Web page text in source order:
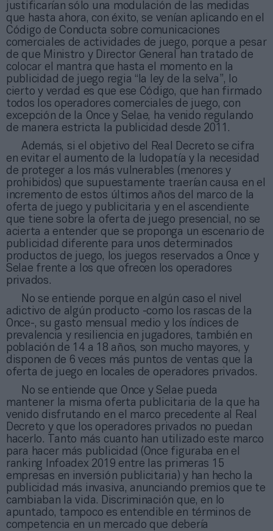
justificarían sólo una modulación de las medidas
que hasta ahora, con éxito, se venían aplicando en el
Código de Conducta sobre comunicaciones
comerciales de actividades de juego, porque a pesar
de que Ministro y Director General han tratado de
colocar el mantra que hasta el momento en la
publicidad de juego regia “la ley de la selva”, lo
cierto y verdad es que ese Código, que han firmado
todos los operadores comerciales de juego, con
excepción de la Once y Selae, ha venido regulando
de manera estricta la publicidad desde 2011.
Además, si el objetivo del Real Decreto se cifra
en evitar el aumento de la ludopatía y la necesidad
de proteger a los más vulnerables (menores y
prohibidos) que supuestamente traerían causa en el
incremento de estos últimos años del marco de la
oferta de juego y publicitaria y en el ascendiente
que tiene sobre la oferta de juego presencial, no se
acierta a entender que se proponga un escenario de
publicidad diferente para unos determinados
productos de juego, los juegos reservados a Once y
Selae frente a los que ofrecen los operadores
privados.
No se entiende porque en algún caso el nivel
adictivo de algún producto -como los rascas de la
Once-, su gasto mensual medio y los índices de
prevalencia y resiliencia en jugadores, también en
población de 14 a 18 años, son mucho mayores, y
disponen de 6 veces más puntos de ventas que la
oferta de juego en locales de operadores privados.
No se entiende que Once y Selae pueda
mantener la misma oferta publicitaria de la que ha
venido disfrutando en el marco precedente al Real
Decreto y que los operadores privados no puedan
hacerlo. Tanto más cuanto han utilizado este marco
para hacer más publicidad (Once figuraba en el
ranking Infoadex 2019 entre las primeras 15
empresas en inversión publicitaria) y han hecho la
publicidad más invasiva, anunciando premios que te
cambiaban la vida. Discriminación que, en lo
apuntado, tampoco es entendible en términos de
competencia en un mercado que debería